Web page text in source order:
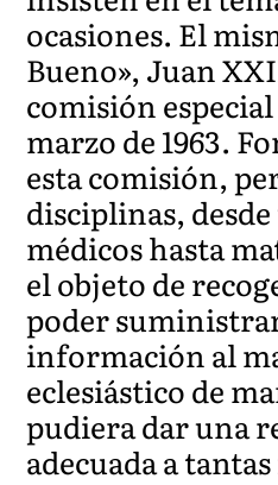
ocasiones. El
Bueno», Juan
comisión especial
marzo de 1963.
esta comisión,
disciplinas,
médicos hasta
el objeto de
poder
información al
eclesiástico de
pudiera dar una
adecuada a